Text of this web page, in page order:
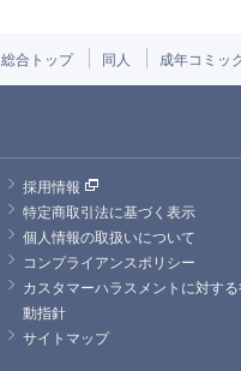
総合トップ 同人 成年コミッ
採用情報
特定商取引法に基づく表示
個人情報の取扱いについて
コンプライアンスポリシー
カスタマーハラスメントに対す
動指針
サイトマップ